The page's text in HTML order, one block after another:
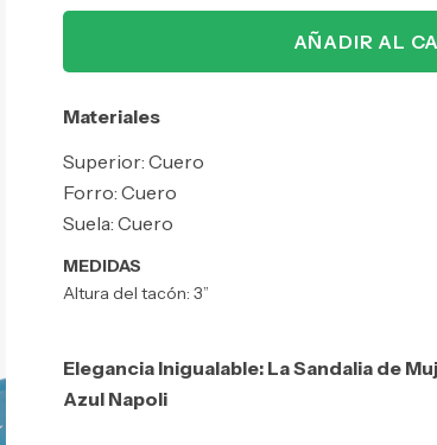
AÑADIR AL
Materiales
Superior: Cuero
Forro: Cuero
Suela: Cuero
MEDIDAS
Altura del tacón: 3”
Elegancia Inigualable: La Sandalia de
Azul Napoli